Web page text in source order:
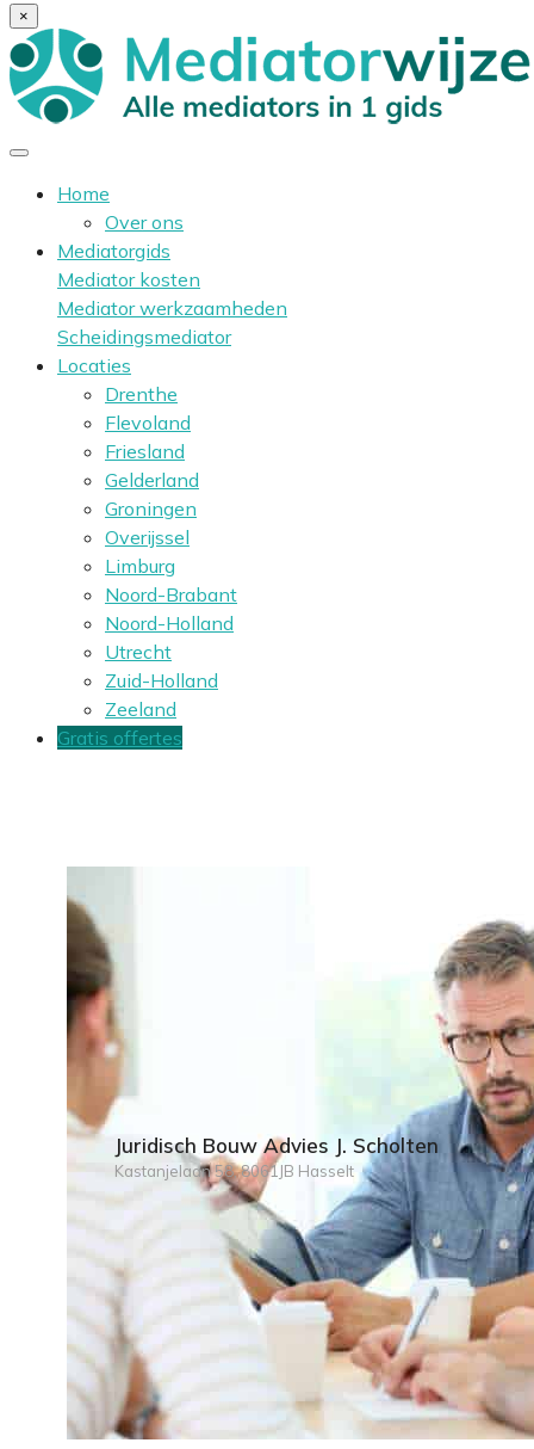
×
Home
Over ons
Mediatorgids
Mediator kosten
Mediator werkzaamheden
Scheidingsmediator
Locaties
Drenthe
Flevoland
Friesland
Gelderland
Groningen
Overijssel
Limburg
Noord-Brabant
Noord-Holland
Utrecht
Zuid-Holland
Zeeland
Gratis offertes
Juridisch Bouw Advies J. Scholten
Kastanjelaan 58, 8061JB Hasselt